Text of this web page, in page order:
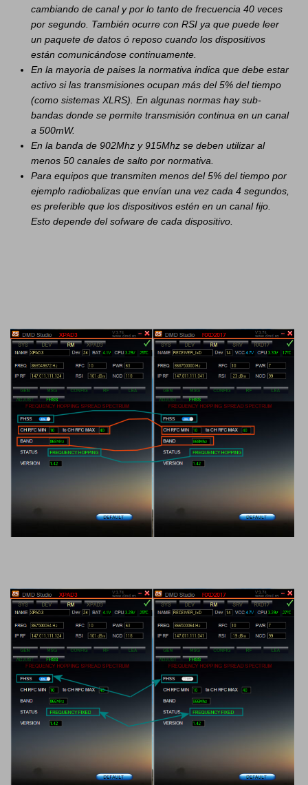
cambiando de canal y por lo tanto de frecuencia 40 veces
por segundo. También ocurre con RSI ya que puede leer
un paquete de datos ó reposo cuando los dispositivos
están comunicándose continuamente.
En la mayoria de paises la normativa indica que debe estar
activo si las transmisiones ocupan más del 5% del tiempo
(como sistemas XLRS). En algunas normas hay sub-
bandas donde se permite transmisión continua en un canal
a 500mW.
En la banda de 902Mhz y 915Mhz se deben utilizar al
menos 50 canales de salto por normativa.
Para equipos que transmiten menos del 5% del tiempo por
ejemplo radiobalizas que envían una vez cada 4 segundos,
es preferible que los dispositivos estén en un canal fijo.
Esto depende del sofware de cada dispositivo.